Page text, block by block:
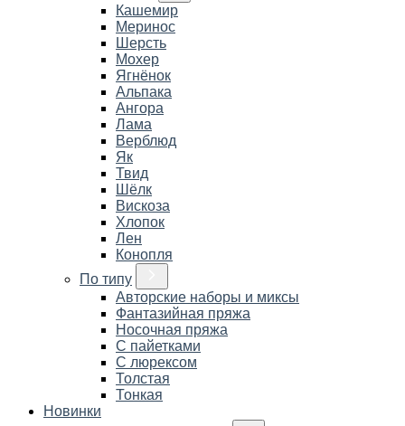
Кашемир
Меринос
Шерсть
Мохер
Ягнёнок
Альпака
Ангора
Лама
Верблюд
Як
Твид
Шёлк
Вискоза
Хлопок
Лен
Конопля
По типу
Авторские наборы и миксы
Фантазийная пряжа
Носочная пряжа
С пайетками
С люрексом
Толстая
Тонкая
Новинки